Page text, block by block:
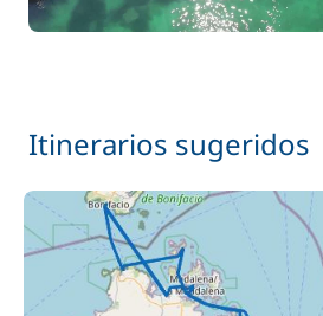
Itinerarios sugeridos